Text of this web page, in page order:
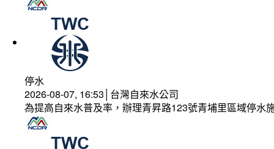
停水
2026-08-07, 16:53│台灣自來水公司
為提高自來水普及率，辦理青昇路123號青埔里區域停水